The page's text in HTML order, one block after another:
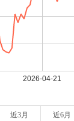
近3月 近6月